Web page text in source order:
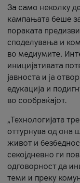
За само неколку
кампањата беше
пораката
споделувања и
во медиумите.
иницијативата
јавноста и ја
едукација и
во сообраќајот.
„Технологијата
оттурнува од она
живот и
секојдневно ги
одговорност да
теми и преку